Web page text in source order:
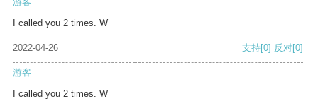
I called you 2 times. W
2022-04-26 支持[0] 反对[0]
游客
I called you 2 times. W